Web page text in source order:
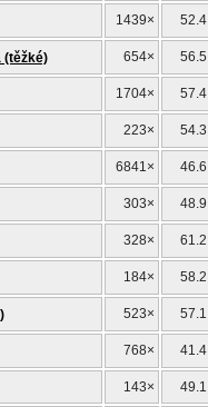
1439× 52.4
(těžké) 654× 56.5
1704× 57.4
223× 54.3
6841× 46.6
303× 48.9
328× 61.2
184× 58.2
523× 57.1
768× 41.4
143× 49.1